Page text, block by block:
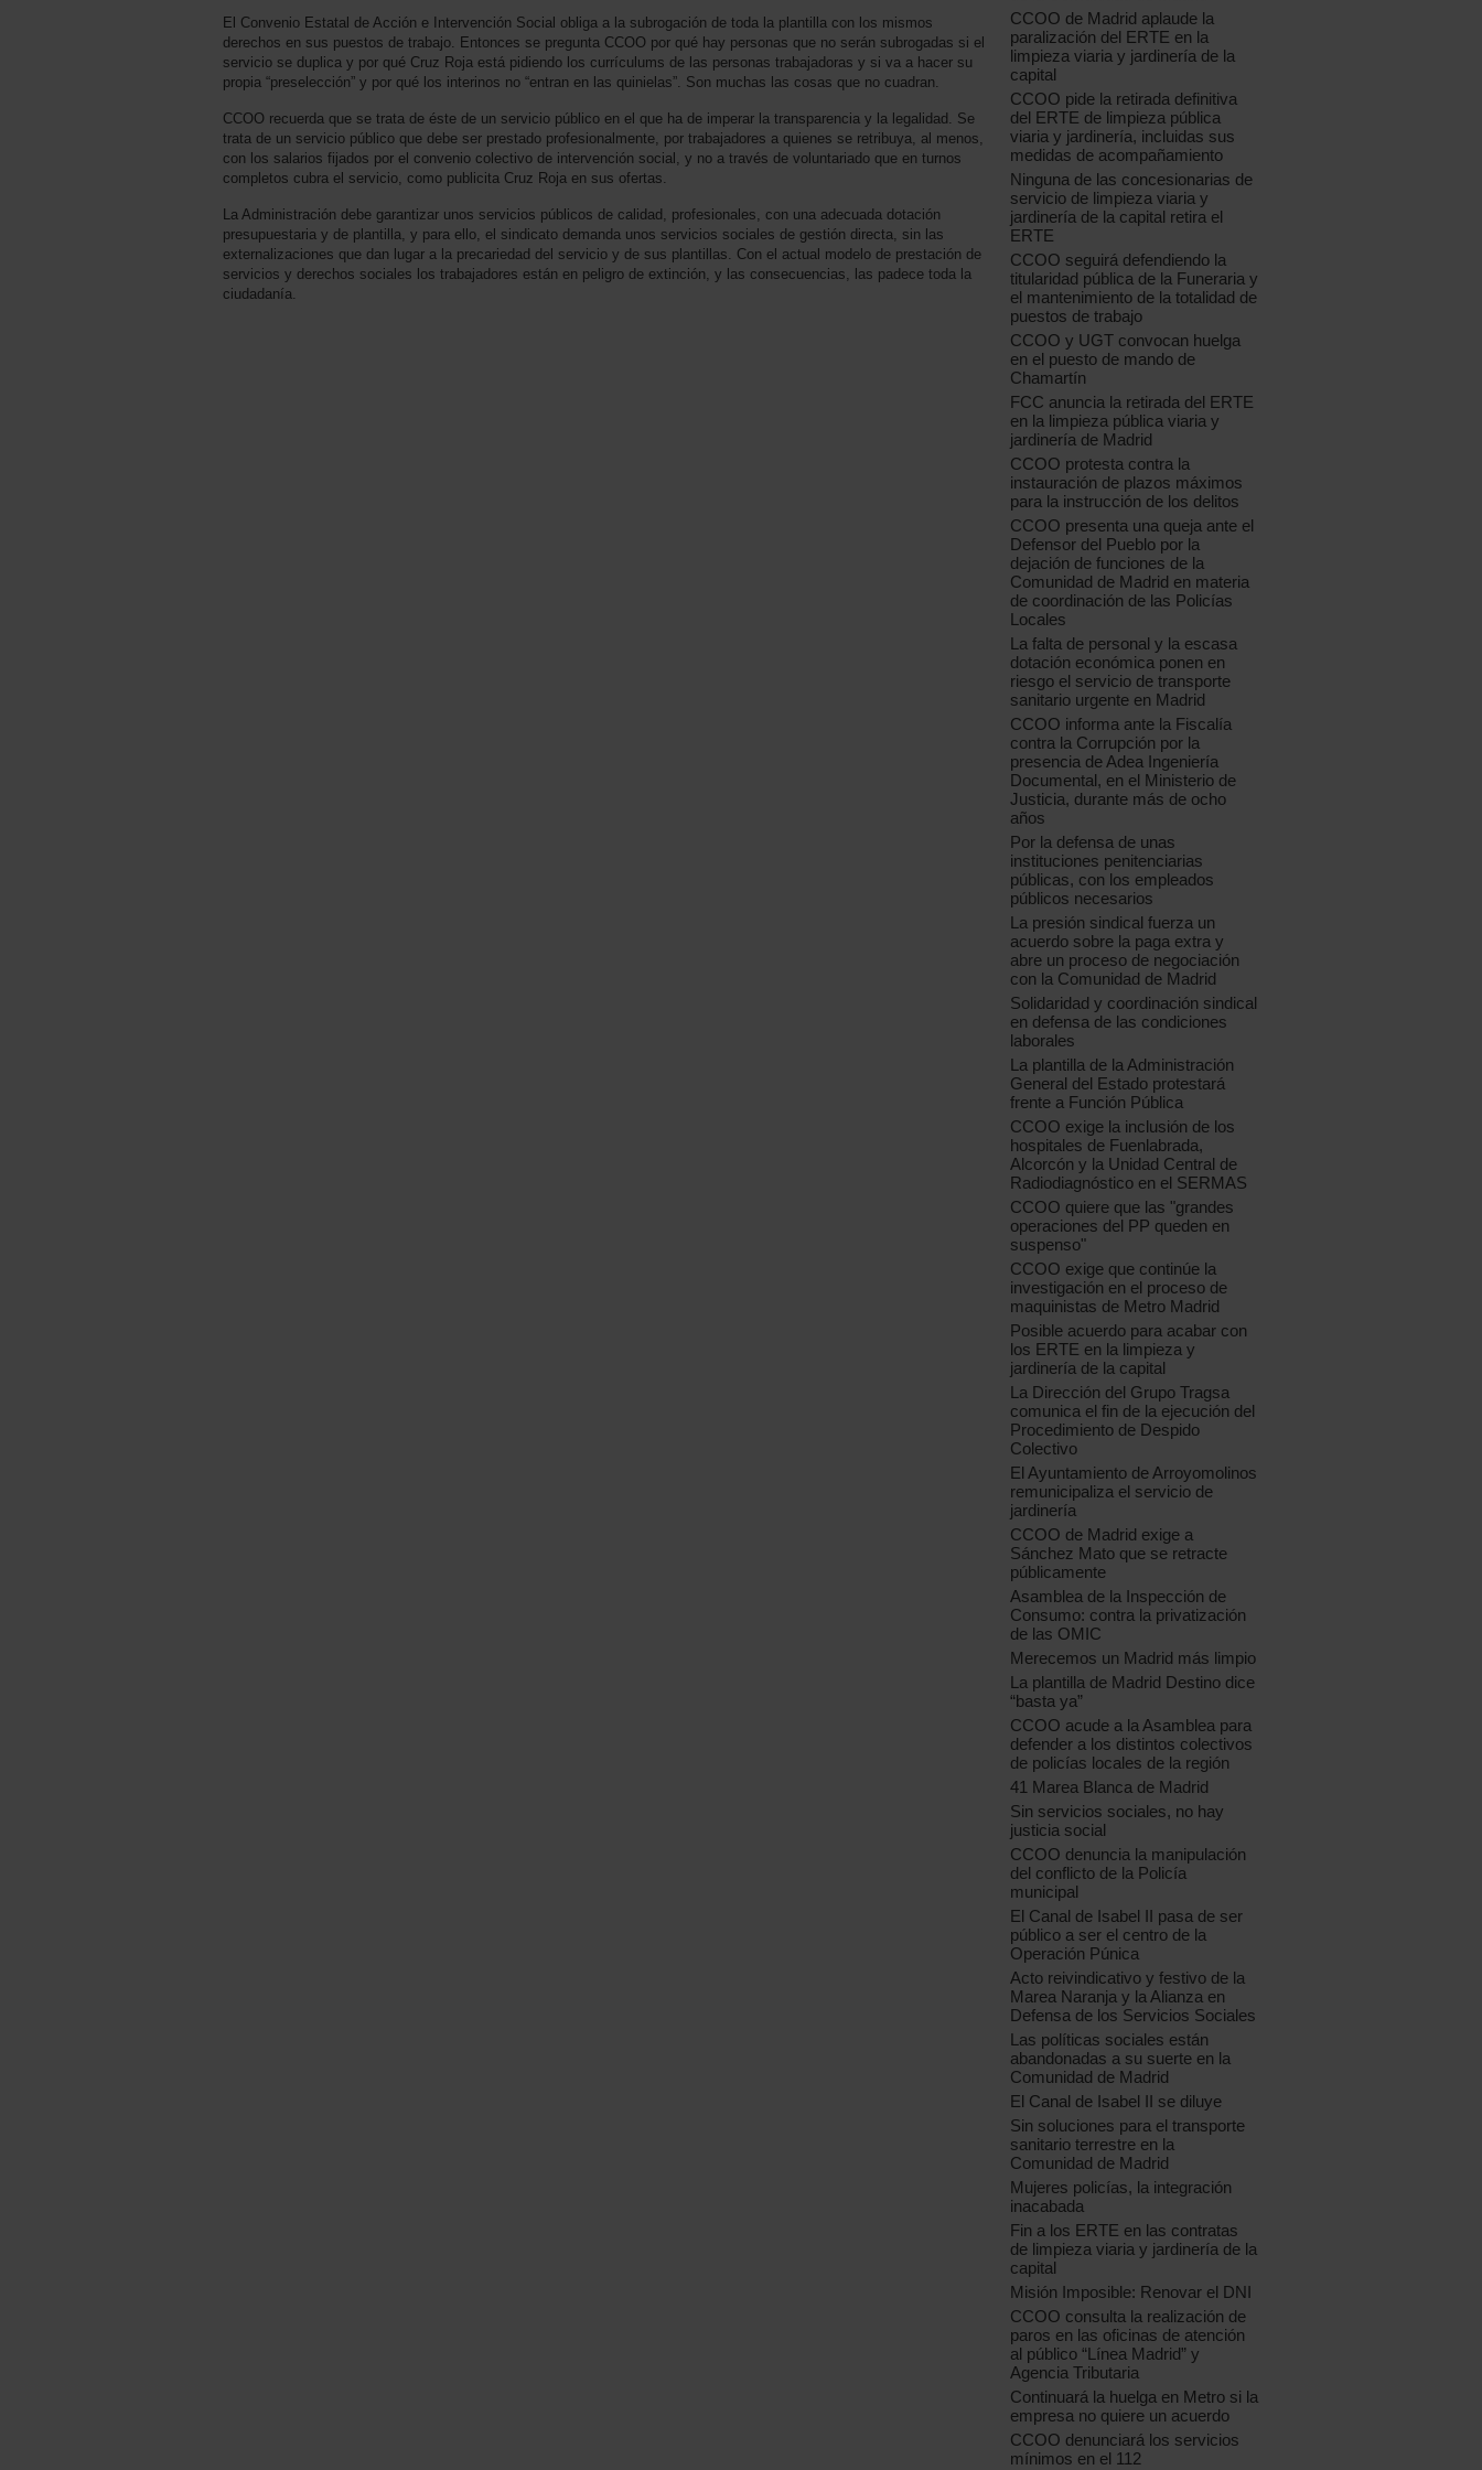
El Convenio Estatal de Acción e Intervención Social obliga a la subrogación de toda la plantilla con los mismos
derechos en sus puestos de trabajo. Entonces se pregunta CCOO por qué hay personas que no serán subrogadas si el
servicio se duplica y por qué Cruz Roja está pidiendo los currículums de las personas trabajadoras y si va a hacer su
propia “preselección” y por qué los interinos no “entran en las quinielas”. Son muchas las cosas que no cuadran.
CCOO recuerda que se trata de éste de un servicio público en el que ha de imperar la transparencia y la legalidad. Se
trata de un servicio público que debe ser prestado profesionalmente, por trabajadores a quienes se retribuya, al menos,
con los salarios fijados por el convenio colectivo de intervención social, y no a través de voluntariado que en turnos
completos cubra el servicio, como publicita Cruz Roja en sus ofertas.
La Administración debe garantizar unos servicios públicos de calidad, profesionales, con una adecuada dotación
presupuestaria y de plantilla, y para ello, el sindicato demanda unos servicios sociales de gestión directa, sin las
externalizaciones que dan lugar a la precariedad del servicio y de sus plantillas. Con el actual modelo de prestación de
servicios y derechos sociales los trabajadores están en peligro de extinción, y las consecuencias, las padece toda la
ciudadanía.
CCOO de Madrid aplaude la
paralización del ERTE en la
limpieza viaria y jardinería de la
capital
CCOO pide la retirada definitiva
del ERTE de limpieza pública
viaria y jardinería, incluidas sus
medidas de acompañamiento
Ninguna de las concesionarias de
servicio de limpieza viaria y
jardinería de la capital retira el
ERTE
CCOO seguirá defendiendo la
titularidad pública de la Funeraria y
el mantenimiento de la totalidad de
puestos de trabajo
CCOO y UGT convocan huelga
en el puesto de mando de
Chamartín
FCC anuncia la retirada del ERTE
en la limpieza pública viaria y
jardinería de Madrid
CCOO protesta contra la
instauración de plazos máximos
para la instrucción de los delitos
CCOO presenta una queja ante el
Defensor del Pueblo por la
dejación de funciones de la
Comunidad de Madrid en materia
de coordinación de las Policías
Locales
La falta de personal y la escasa
dotación económica ponen en
riesgo el servicio de transporte
sanitario urgente en Madrid
CCOO informa ante la Fiscalía
contra la Corrupción por la
presencia de Adea Ingeniería
Documental, en el Ministerio de
Justicia, durante más de ocho
años
Por la defensa de unas
instituciones penitenciarias
públicas, con los empleados
públicos necesarios
La presión sindical fuerza un
acuerdo sobre la paga extra y
abre un proceso de negociación
con la Comunidad de Madrid
Solidaridad y coordinación sindical
en defensa de las condiciones
laborales
La plantilla de la Administración
General del Estado protestará
frente a Función Pública
CCOO exige la inclusión de los
hospitales de Fuenlabrada,
Alcorcón y la Unidad Central de
Radiodiagnóstico en el SERMAS
CCOO quiere que las "grandes
operaciones del PP queden en
suspenso"
CCOO exige que continúe la
investigación en el proceso de
maquinistas de Metro Madrid
Posible acuerdo para acabar con
los ERTE en la limpieza y
jardinería de la capital
La Dirección del Grupo Tragsa
comunica el fin de la ejecución del
Procedimiento de Despido
Colectivo
El Ayuntamiento de Arroyomolinos
remunicipaliza el servicio de
jardinería
CCOO de Madrid exige a
Sánchez Mato que se retracte
públicamente
Asamblea de la Inspección de
Consumo: contra la privatización
de las OMIC
Merecemos un Madrid más limpio
La plantilla de Madrid Destino dice
“basta ya”
CCOO acude a la Asamblea para
defender a los distintos colectivos
de policías locales de la región
41 Marea Blanca de Madrid
Sin servicios sociales, no hay
justicia social
CCOO denuncia la manipulación
del conflicto de la Policía
municipal
El Canal de Isabel II pasa de ser
público a ser el centro de la
Operación Púnica
Acto reivindicativo y festivo de la
Marea Naranja y la Alianza en
Defensa de los Servicios Sociales
Las políticas sociales están
abandonadas a su suerte en la
Comunidad de Madrid
El Canal de Isabel II se diluye
Sin soluciones para el transporte
sanitario terrestre en la
Comunidad de Madrid
Mujeres policías, la integración
inacabada
Fin a los ERTE en las contratas
de limpieza viaria y jardinería de la
capital
Misión Imposible: Renovar el DNI
CCOO consulta la realización de
paros en las oficinas de atención
al público “Línea Madrid” y
Agencia Tributaria
Continuará la huelga en Metro si la
empresa no quiere un acuerdo
CCOO denunciará los servicios
mínimos en el 112